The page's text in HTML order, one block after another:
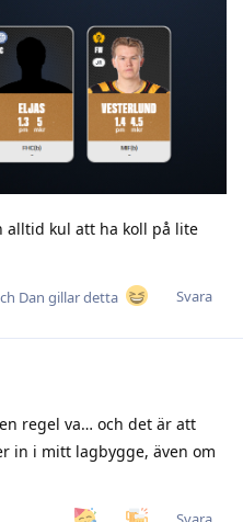
alltid kul att ha koll på lite
Svara
Dan gillar detta
regel va… och det är att
in i mitt lagbygge, även om